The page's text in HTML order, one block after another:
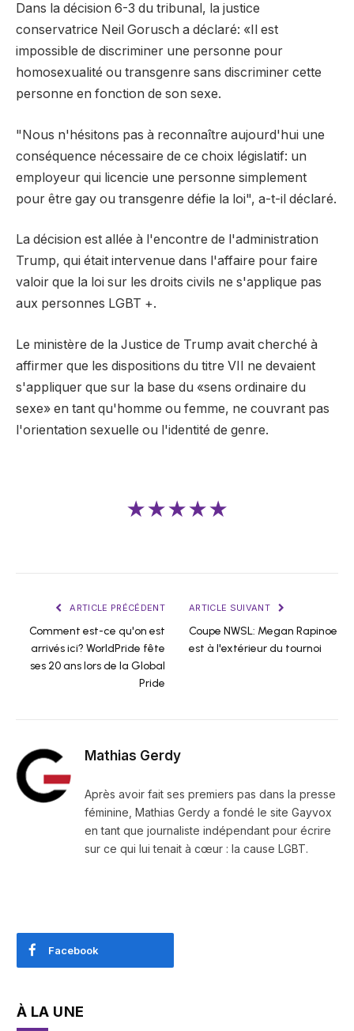
Dans la décision 6-3 du tribunal, la justice
conservatrice Neil Gorusch a déclaré: «Il est
impossible de discriminer une personne pour
homosexualité ou transgenre sans discriminer cette
personne en fonction de son sexe.
"Nous n'hésitons pas à reconnaître aujourd'hui une
conséquence nécessaire de ce choix législatif: un
employeur qui licencie une personne simplement
pour être gay ou transgenre défie la loi", a-t-il déclaré.
La décision est allée à l'encontre de l'administration
Trump, qui était intervenue dans l'affaire pour faire
valoir que la loi sur les droits civils ne s'applique pas
aux personnes LGBT +.
Le ministère de la Justice de Trump avait cherché à
affirmer que les dispositions du titre VII ne devaient
s'appliquer que sur la base du «sens ordinaire du
sexe» en tant qu'homme ou femme, ne couvrant pas
l'orientation sexuelle ou l'identité de genre.
★★★★★
ARTICLE PRÉCÉDENT
Comment est-ce qu'on est
arrivés ici? WorldPride fête
ses 20 ans lors de la Global
Pride
ARTICLE SUIVANT
Coupe NWSL: Megan Rapinoe
est à l'extérieur du tournoi
Mathias Gerdy
Après avoir fait ses premiers pas dans la presse
féminine, Mathias Gerdy a fondé le site Gayvox
en tant que journaliste indépendant pour écrire
sur ce qui lui tenait à cœur : la cause LGBT.
Facebook
À LA UNE